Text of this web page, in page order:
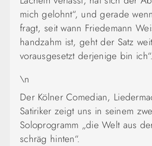
mich gelohnt“, und gerade
fragt, seit wann Friedemann
handzahm ist, geht der Satz
vorausgesetzt derjenige bin ich“.
\n
Der Kölner Comedian,
Satiriker zeigt uns in seinem
Soloprogramm „die Welt aus
schräg hinten“.